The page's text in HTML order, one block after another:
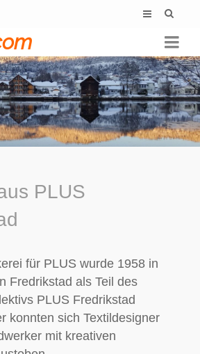
PLUS Fredrikstad
PLUS
für PLUS wurde 1958 in
Fredrikstad als Teil des
PLUS Fredrikstad
konnten sich Textildesigner
mit kreativen